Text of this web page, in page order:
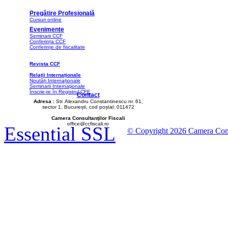
Pregătire Profesională
Cursuri online
Evenimente
Seminarii CCF
Conferința CCF
Conferințe de fiscalitate
Revista CCF
Relații Internaționale
Noutăți Internaționale
Seminarii Internaţionale
Înscrie-te în Registrul CFE
Contact
Adresa : Str. Alexandru Constantinescu nr. 61,
sector 1, București, cod poștal: 011472
Camera Consultanţilor Fiscali
office@ccfiscali.ro
© Copyright 2026 Camera
Essential SSL